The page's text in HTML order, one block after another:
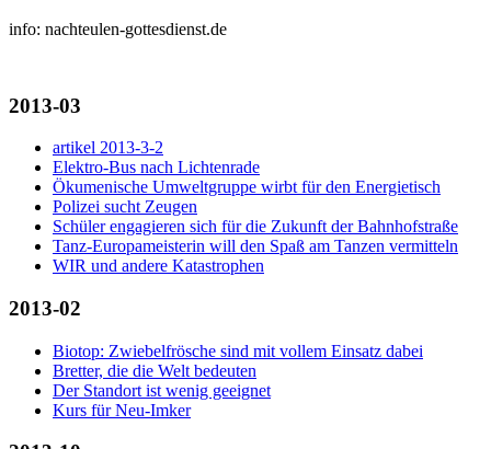
info: nachteulen-gottesdienst.de
2013-03
artikel 2013-3-2
Elektro-Bus nach Lichtenrade
Ökumenische Umweltgruppe wirbt für den Energietisch
Polizei sucht Zeugen
Schüler engagieren sich für die Zukunft der Bahnhofstraße
Tanz-Europameisterin will den Spaß am Tanzen vermitteln
WIR und andere Katastrophen
2013-02
Biotop: Zwiebelfrösche sind mit vollem Einsatz dabei
Bretter, die die Welt bedeuten
Der Standort ist wenig geeignet
Kurs für Neu-Imker